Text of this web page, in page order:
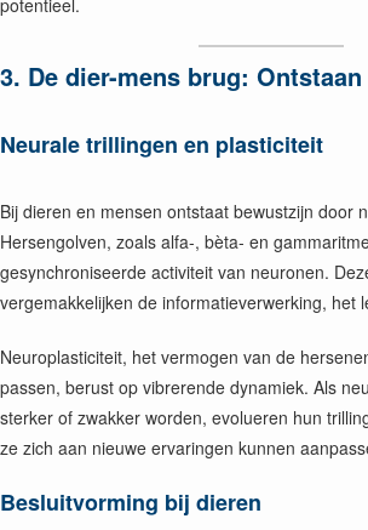
potentieel.
3. De dier-mens brug:
Neurale trillingen en plasticiteit
Bij dieren en mensen ontstaat bewustzijn door
Hersengolven, zoals alfa-, bèta- en
gesynchroniseerde activiteit van neuronen.
vergemakkelijken de informatieverwerking, het
Neuroplasticiteit, het vermogen van de
passen, berust op vibrerende dynamiek. Als
sterker of zwakker worden, evolueren hun
ze zich aan nieuwe ervaringen kunnen
Besluitvorming bij dieren